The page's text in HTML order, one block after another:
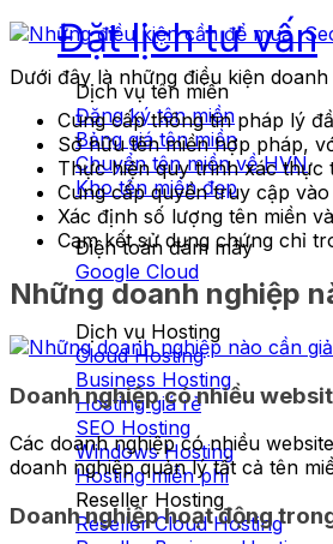
Đặt lịch tư vấn
Dịch vụ tên miền
Đăng ký tên miền
Bảng giá tên miền
Chuyển tên miền về HVN
Kho tên miền đẹp
Điện toán đám mây
Google Cloud
Dịch vụ Hosting
Cloud Hosting
Business Hosting
Hosting giá rẻ
SEO Hosting
Windows Hosting
Hosting miễn phí
Reseller Hosting
Reseller Cloud Hosting
Dưới đây là những điều kiện
Cung cấp thông tin pháp lý
Sở hữu tên miền hợp pháp,
Thực hiện quy trình xác thực
Cung cấp quyền truy cập
Xác định số lượng tên miền
Cam kết sử dụng chứng chỉ
Những doanh nghiệp
Doanh nghiệp có nhiều
Các doanh nghiệp có nhiều
doanh nghiệp quản lý tất cả tên
Doanh nghiệp hoạt động